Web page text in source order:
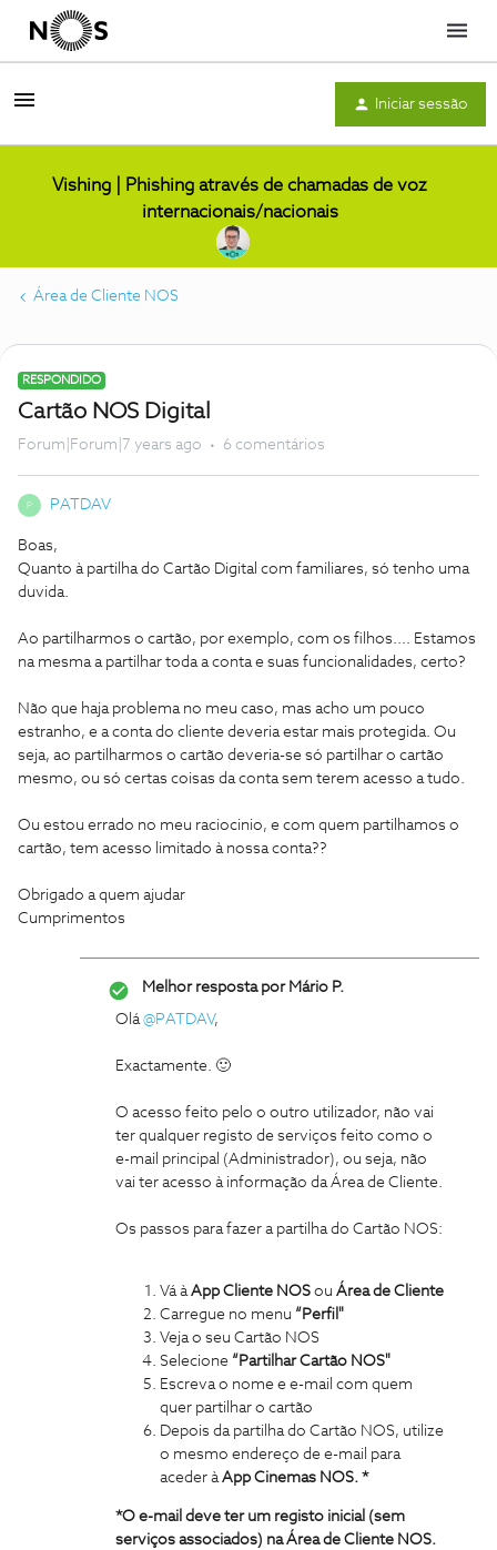
Menu
Iniciar sessão
Vishing | Phishing através de chamadas de voz
internacionais/nacionais
Área de Cliente NOS
RESPONDIDO
Cartão NOS Digital
Forum|Forum|7 years ago 6 comentários
P PATDAV
Boas,
Quanto à partilha do Cartão Digital com familiares, só tenho uma
duvida.
Ao partilharmos o cartão, por exemplo, com os filhos.... Estamos
na mesma a partilhar toda a conta e suas funcionalidades, certo?
Não que haja problema no meu caso, mas acho um pouco
estranho, e a conta do cliente deveria estar mais protegida. Ou
seja, ao partilharmos o cartão deveria-se só partilhar o cartão
mesmo, ou só certas coisas da conta sem terem acesso a tudo.
Ou estou errado no meu raciocinio, e com quem partilhamos o
cartão, tem acesso limitado à nossa conta??
Obrigado a quem ajudar
Cumprimentos
Melhor resposta porMário P.
Olá@PATDAV,
Exactamente. 🙂
O acesso feito pelo o outro utilizador, não vai
ter qualquer registo de serviços feito como o
e-mail principal (Administrador), ou seja, não
vai ter acesso à informação da Área de Cliente.
Os passos para fazer a partilha do Cartão NOS:
Vá àApp Cliente NOS ou Área de Cliente
Carregue no menu “Perfil"
Veja o seu Cartão NOS
Selecione “Partilhar Cartão NOS"
Escreva o nome e e-mail com quem
quer partilhar o cartão
Depois da partilha do Cartão NOS, utilize
o mesmo endereço de e-mail para
aceder àApp Cinemas NOS. *
*O e-mail deve ter um registo inicial (sem
serviços associados) na Área de Cliente NOS.